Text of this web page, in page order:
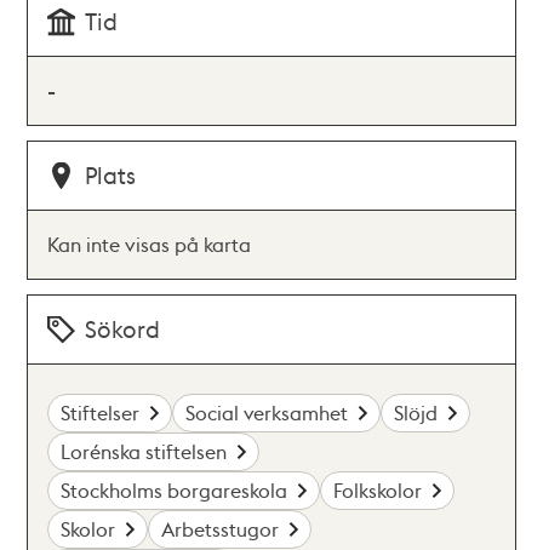
Tid
-
Plats
Kan inte visas på karta
Sökord
Stiftelser Social verksamhet
Slöjd
Lorénska stiftelsen
Stockholms borgareskola
Folkskolor
Skolor
Arbetsstugor